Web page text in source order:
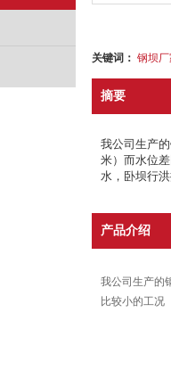
关键词： 钢坝厂
摘要
我公司生产
米）而水位
水，卧坝行
产品介绍
我公司生产的
比较小的工况